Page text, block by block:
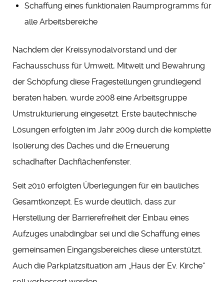
Schaffung eines funktionalen Raumprogramms für
alle Arbeitsbereiche
Nachdem der Kreissynodalvorstand und der
Fachausschuss für Umwelt, Mitwelt und Bewahrung
der Schöpfung diese Fragestellungen grundlegend
beraten haben, wurde 2008 eine Arbeitsgruppe
Umstrukturierung eingesetzt. Erste bautechnische
Lösungen erfolgten im Jahr 2009 durch die komplette
Isolierung des Daches und die Erneuerung
schadhafter Dachflächenfenster.
Seit 2010 erfolgten Überlegungen für ein bauliches
Gesamtkonzept. Es wurde deutlich, dass zur
Herstellung der Barrierefreiheit der Einbau eines
Aufzuges unabdingbar sei und die Schaffung eines
gemeinsamen Eingangsbereiches diese unterstützt.
Auch die Parkplatzsituation am „Haus der Ev. Kirche“